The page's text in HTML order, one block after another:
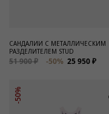
САНДАЛИИ С МЕТАЛЛИЧЕСКИМ
РАЗДЕЛИТЕЛЕМ STUD
51 900 ₽ -50% 25 950 ₽
-50%